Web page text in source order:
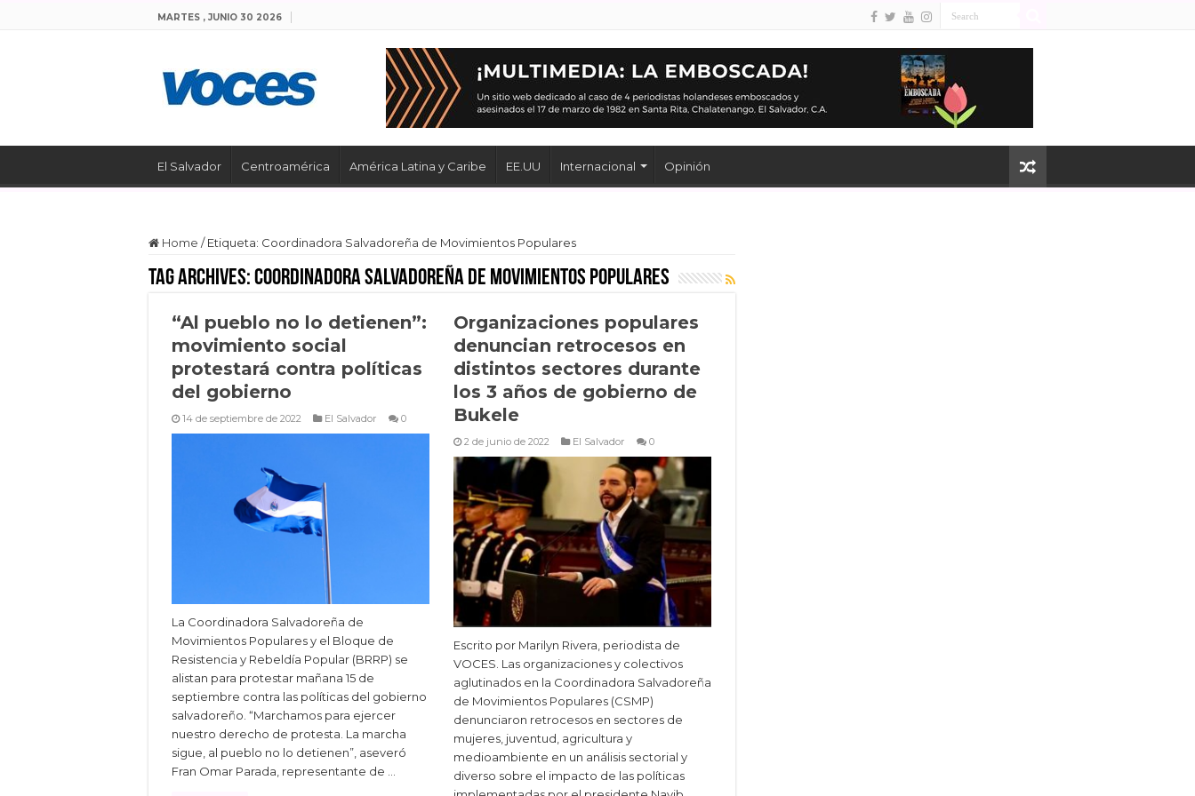
MARTES , JUNIO 30 2026
El Salvador Centroamérica América Latina y Caribe EE.UU Internacional Opinión
Home / Etiqueta: Coordinadora Salvadoreña de Movimientos Populares
Tag Archives:Coordinadora Salvadoreña de Movimientos Populares
“Al pueblo no lo detienen”:
movimiento social
protestará contra políticas
del gobierno
14 de septiembre de 2022 El Salvador 0
La Coordinadora Salvadoreña de
Movimientos Populares y el Bloque de
Resistencia y Rebeldía Popular (BRRP) se
alistan para protestar mañana 15 de
septiembre contra las políticas del gobierno
salvadoreño. “Marchamos para ejercer
nuestro derecho de protesta. La marcha
sigue, al pueblo no lo detienen”, aseveró
Fran Omar Parada, representante de …
Organizaciones populares
denuncian retrocesos en
distintos sectores durante
los 3 años de gobierno de
Bukele
2 de junio de 2022 El Salvador 0
Escrito por Marilyn Rivera, periodista de
VOCES. Las organizaciones y colectivos
aglutinados en la Coordinadora Salvadoreña
de Movimientos Populares (CSMP)
denunciaron retrocesos en sectores de
mujeres, juventud, agricultura y
medioambiente en un análisis sectorial y
diverso sobre el impacto de las políticas